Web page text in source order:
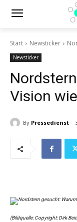
Start Newsticker
Newsticker
Vision
By Pressedienst
(Bildquelle: Copyright: Dirk